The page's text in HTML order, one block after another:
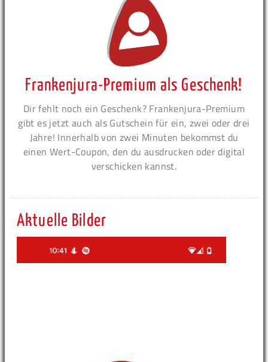
Frankenjura-Premium als Geschenk!
Dir fehlt noch ein Geschenk? Frankenjura-Premium
gibt es jetzt auch als Gutschein für ein, zwei oder drei
Jahre! Innerhalb von zwei Minuten bekommst du
einen Wert-Coupon, den du ausdrucken oder digital
verschicken kannst.
Aktuelle Bilder